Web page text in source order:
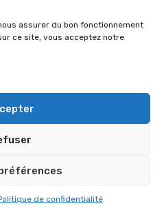
assurer du bon fonctionnement
ce site, vous acceptez notre
de confidentialité